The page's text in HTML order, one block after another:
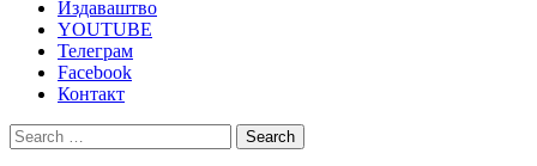
Издаваштво
YOUTUBE
Телеграм
Facebook
Контакт
Search
for: